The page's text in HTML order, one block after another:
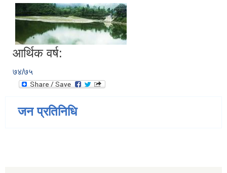
आर्थिक वर्ष:
७४/७५
जन प्रतिनिधि